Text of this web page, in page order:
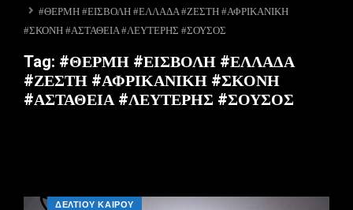
#ΘΕΡΜΗ #ΕΙΣΒΟΛΗ #ΕΛΛΑΔΑ #ΖΕΣΤΗ #ΑΦΡΙΚΑΝΙΚΗ
#ΣΚΟΝΗ #ΑΣΤΑΘΕΙΑ #ΛΕΥΤΕΡΗΣ #ΣΟΥΣΟΣ
Tag: #ΘΕΡΜΗ #ΕΙΣΒΟΛΗ #ΕΛΛΑΔΑ
#ΖΕΣΤΗ #ΑΦΡΙΚΑΝΙΚΗ #ΣΚΟΝΗ
#ΑΣΤΑΘΕΙΑ #ΛΕΥΤΕΡΗΣ #ΣΟΥΣΟΣ
ΔΕΛΤΙΟΥ ΚΑΙΡΟΥ